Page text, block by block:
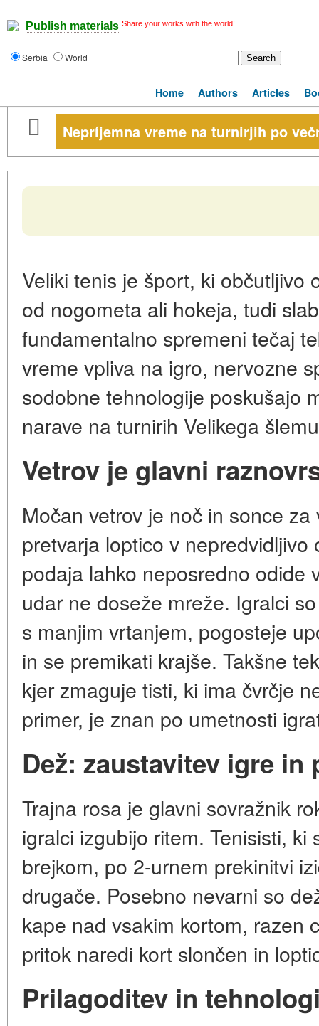
Publish materials Share your works with the world!
Serbia World
Home Authors Articles
Nepríjemna vreme na turnirjih po
Veliki tenis je šport, ki občutljivo
od nogometa ali hokeja, tudi
fundamentalno spremeni tečaj
vreme vpliva na igro, nervozne
sodobne tehnologije poskušajo
narave na turnirih Velikega
Vetrov je glavni
Močan vetrov je noč in sonce
pretvarja loptico v
podaja lahko neposredno odide
udar ne doseže mreže. Igralci
s manjim vrtanjem, pogosteje
in se premikati krajše. Takšne
kjer zmaguje tisti, ki ima čvrčje
primer, je znan po umetnosti
Dež: zaustavitev igre in
Trajna rosa je glavni sovražnik
igralci izgubijo ritem. Tenisisti, ki
brejkom, po 2-urnem prekinitvi
drugače. Posebno nevarni so
kape nad vsakim kortom, razen
pritok naredi kort slončen in
Prilagoditev in